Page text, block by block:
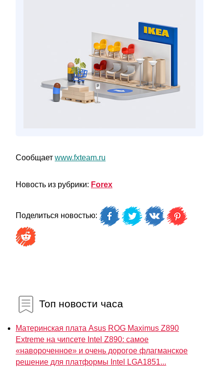
Сообщает www.fxteam.ru
Новость из рубрики: Forex
Поделиться новостью:
Топ новости часа
Материнская плата Asus ROG Maximus Z890
Extreme на чипсете Intel Z890: самое
«навороченное» и очень дорогое флагманское
решение для платформы Intel LGA1851...